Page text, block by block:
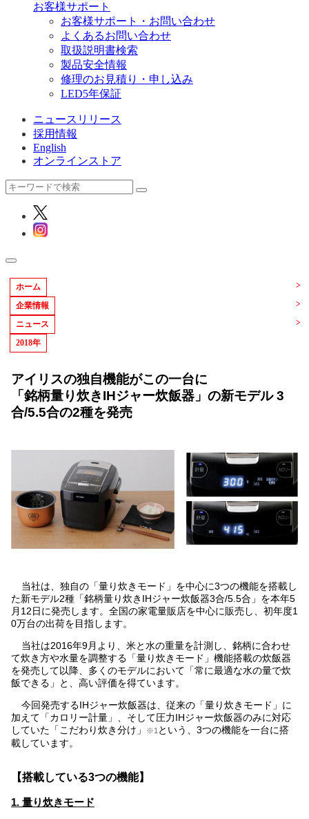
お客様サポート
お客様サポート・お問い合わせ
よくあるお問い合わせ
取扱説明書検索
製品安全情報
修理のお見積り・申し込み
LED5年保証
ニュースリリース
採用情報
English
オンラインストア
ホーム
企業情報
ニュース
2018年
アイリスの独自機能がこの一台に
「銘柄量り炊きIHジャー炊飯器」の新モデル 3
合/5.5合の2種を発売
当社は、独自の「量り炊きモード」を中心に3つの機能を搭載し
た新モデル2種「銘柄量り炊きIHジャー炊飯器3合/5.5合」を本年5
月12日に発売します。全国の家電量販店を中心に販売し、初年度1
0万台の出荷を目指します。
当社は2016年9月より、米と水の重量を計測し、銘柄に合わせ
て炊き方や水量を調整する「量り炊きモード」機能搭載の炊飯器
を発売して以降、多くのモデルにおいて「常に最適な水の量で炊
飯できる」と、高い評価を得ています。
今回発売するIHジャー炊飯器は、従来の「量り炊きモード」に
加えて「カロリー計量」、そして圧力IHジャー炊飯器のみに対応
していた「こだわり炊き分け」
※1 という、3つの機能を一台に搭
載しています。
【搭載している3つの機能】
1. 量り炊きモード